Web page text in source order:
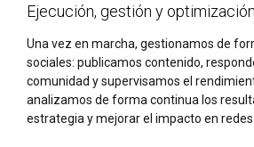
Ejecución, gestión y
Una vez en marcha, gestionamos de
sociales: publicamos contenido,
comunidad y supervisamos el
analizamos de forma continua los
estrategia y mejorar el impacto en redes